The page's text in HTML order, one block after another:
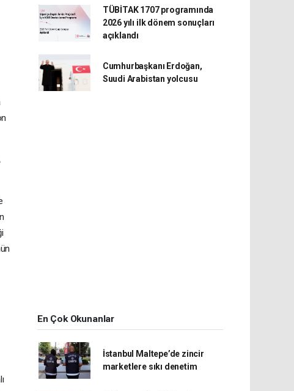
TÜBİTAK 1707 programında
2026 yılı ilk dönem sonuçları
açıklandı
Cumhurbaşkanı Erdoğan,
Suudi Arabistan yolcusu
En Çok Okunanlar
İstanbul Maltepe’de zincir
marketlere sıkı denetim